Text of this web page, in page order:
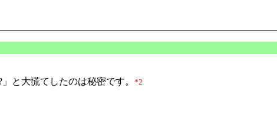
と大慌てしたのは秘密です。*2